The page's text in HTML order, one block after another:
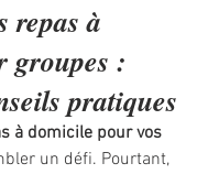
repas à
groupes :
pratiques
à domicile pour vos
un défi. Pourtant,